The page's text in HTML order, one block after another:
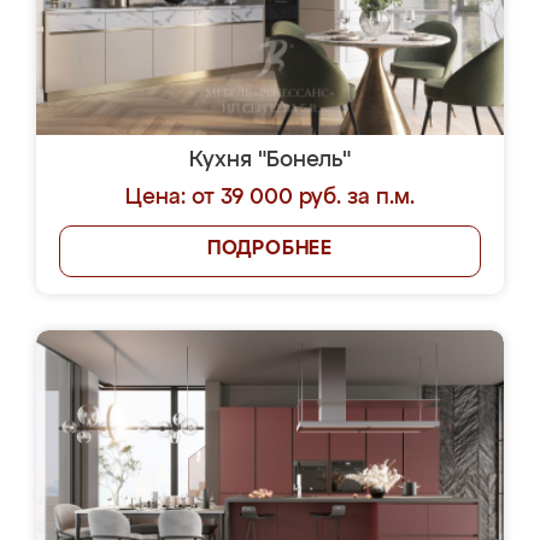
Кухня "Бонель"
Цена: от 39 000 руб. за п.м.
ПОДРОБНЕЕ